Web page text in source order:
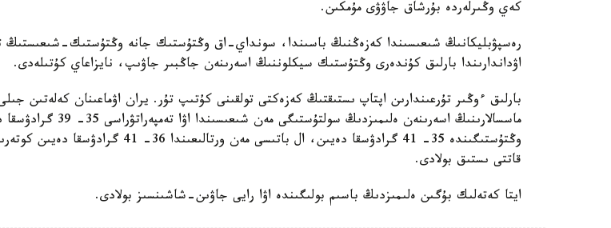
كەي وڭىرلەردە بۇرشاق جاۋۋى مۇمكىن.
رەسپۋبليكانىڭ شىعىسىندا كەزەڭنىڭ باسىندا، سونداي-اق وڭتۇستىك جانە وڭتۇستىك-شىعىستىڭ
اۋداندارىندا بارلىق كۇندەرى وڭتۇستىك سيكلوننىڭ اسەرىنەن جاڭبىر جاۋىپ، نايزاعاي كۇتىلەدى.
بارلىق ءوڭىر تۇرعىندارىن اپتاپ ىستىقتىڭ كەزەكتى تولقىنى كۇتىپ تۇر. يران اۋماعىنان كەلەتىن
ماسسالارىنىڭ اسەرىنەن ەلىمىزدىڭ سولتۇستىگى مەن
وڭتۇستىگىندە 35- 41 گرادۋسقا دەيىن، ال باتىسى مەن ورتالىعىندا 36-
قاتتى ىستىق بولادى.
ايتا كەتەلىك بۇگىن ەلىمىزدىڭ باسىم بولىگىندە اۋا رايى جاۋىن-شاشىنسىز بولادى.